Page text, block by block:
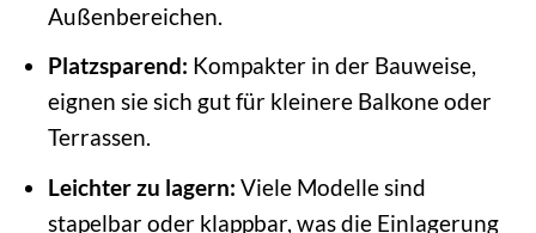
Außenbereichen.
Platzsparend: Kompakter in der Bauweise,
eignen sie sich gut für kleinere Balkone oder
Terrassen.
Leichter zu lagern: Viele Modelle sind
stapelbar oder klappbar, was die Einlagerung